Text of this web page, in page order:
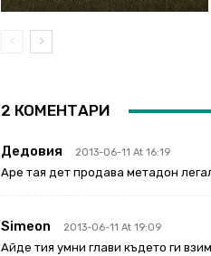
2 КОМЕНТАРИ
Дедовия 2013-06-11 At 16:19
Аре тая дет продава метадон
Simeon 2013-06-11 At 19:09
Айде тия умни глави където ги